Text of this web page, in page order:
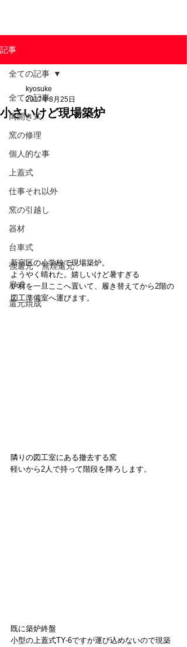
記事
全ての記事
両開き式
窯の修理
個人的な事
上蓋式
仕事それ以外
窯の引越し
器材
台車式
強還元・無煙還元
扉式
還元焼成
全ての記事
小さいけど現場築炉
kyosuke
2017年8月25日
新宿区の小学校で現場築炉。
ようやく晴れた。嬉しいけど暑すぎる
炉材を一旦ここへ置いて、履き替えてから2階の
図工準備室へ運びます。
隣りの図工室にある撤去する窯
軽いから2人で持って階段を降ろします。
既に築炉終盤
小型の上蓋式TY-6ですが運び込めないので現築